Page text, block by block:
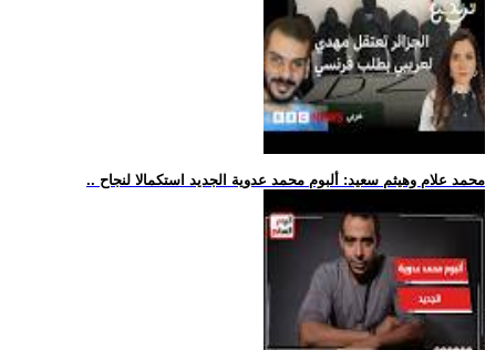
.. محمد علام وهيثم سعيد: ألبوم محمد عدوية الجديد استكمالا لنجاح